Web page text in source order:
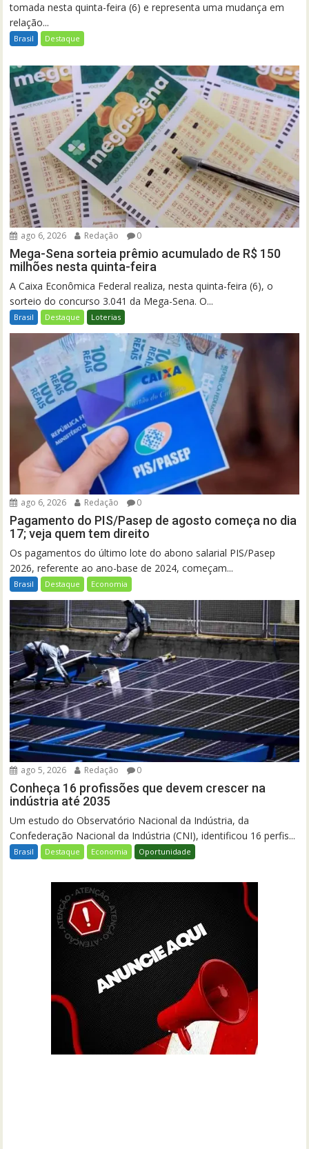
tomada nesta quinta-feira (6) e representa uma mudança em
relação...
Brasil Destaque
ago 6, 2026 Redação 0
Mega-Sena sorteia prêmio acumulado de R$ 150
milhões nesta quinta-feira
A Caixa Econômica Federal realiza, nesta quinta-feira (6), o
sorteio do concurso 3.041 da Mega-Sena. O...
Brasil Destaque Loterias
ago 6, 2026 Redação 0
Pagamento do PIS/Pasep de agosto começa no dia
17; veja quem tem direito
Os pagamentos do último lote do abono salarial PIS/Pasep
2026, referente ao ano-base de 2024, começam...
Brasil Destaque Economia
ago 5, 2026 Redação 0
Conheça 16 profissões que devem crescer na
indústria até 2035
Um estudo do Observatório Nacional da Indústria, da
Confederação Nacional da Indústria (CNI), identificou 16 perfis...
Brasil Destaque Economia Oportunidade